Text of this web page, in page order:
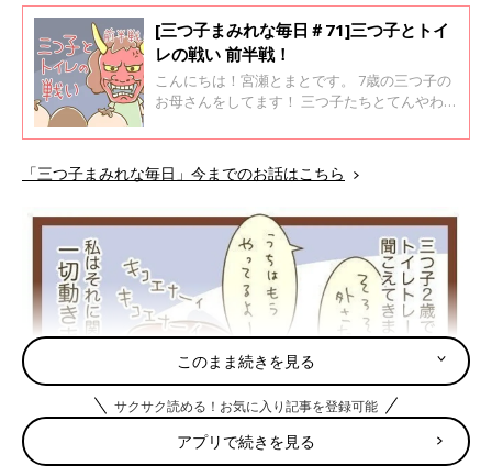
[三つ子まみれな毎日＃71]三つ子とトイ
レの戦い 前半戦！
こんにちは！宮瀬とまとです。 7歳の三つ子の
お母さんをしてます！ 三つ子たちとてんやわん
のタイミングって本当に読めないですよね。 子
ども達の言う「今は出ないよ～！大丈夫！」と
いう言葉は全っ然信用できません！（笑） さて
たちとの戦いです！！
「三つ子まみれな毎日」今までのお話はこちら
このまま続きを見る
サクサク読める！お気に入り記事を登録可能
アプリで続きを見る